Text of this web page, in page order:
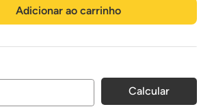
Adicionar ao carrinho